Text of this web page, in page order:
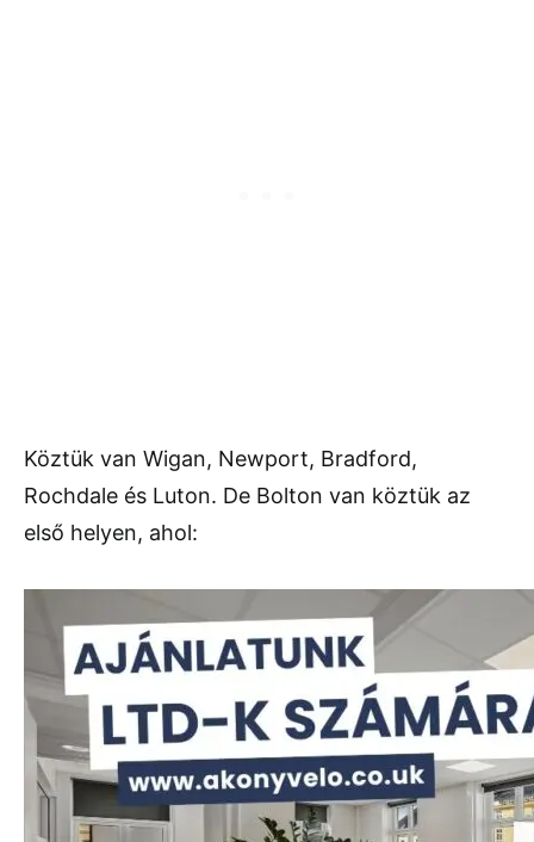
Köztük van Wigan, Newport, Bradford,
Rochdale és Luton. De Bolton van köztük az
első helyen, ahol: